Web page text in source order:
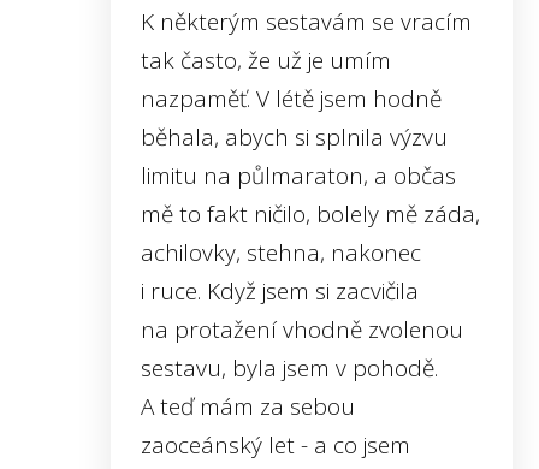
K některým sestavám se vracím
tak často, že už je umím
nazpaměť. V létě jsem hodně
běhala, abych si splnila výzvu
limitu na půlmaraton, a občas
mě to fakt ničilo, bolely mě záda,
achilovky, stehna, nakonec
i ruce. Když jsem si zacvičila
na protažení vhodně zvolenou
sestavu, byla jsem v pohodě.
A teď mám za sebou
zaoceánský let - a co jsem